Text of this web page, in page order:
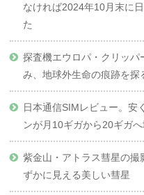
なければ2024年10月末に
た
探査機エウロパ・クリッ
み、地球外生命の痕跡を探
日本通信SIMレビュー。安
ンが月10ギガから20ギガ
紫金山・アトラス彗星の
ずかに見える美しい彗星